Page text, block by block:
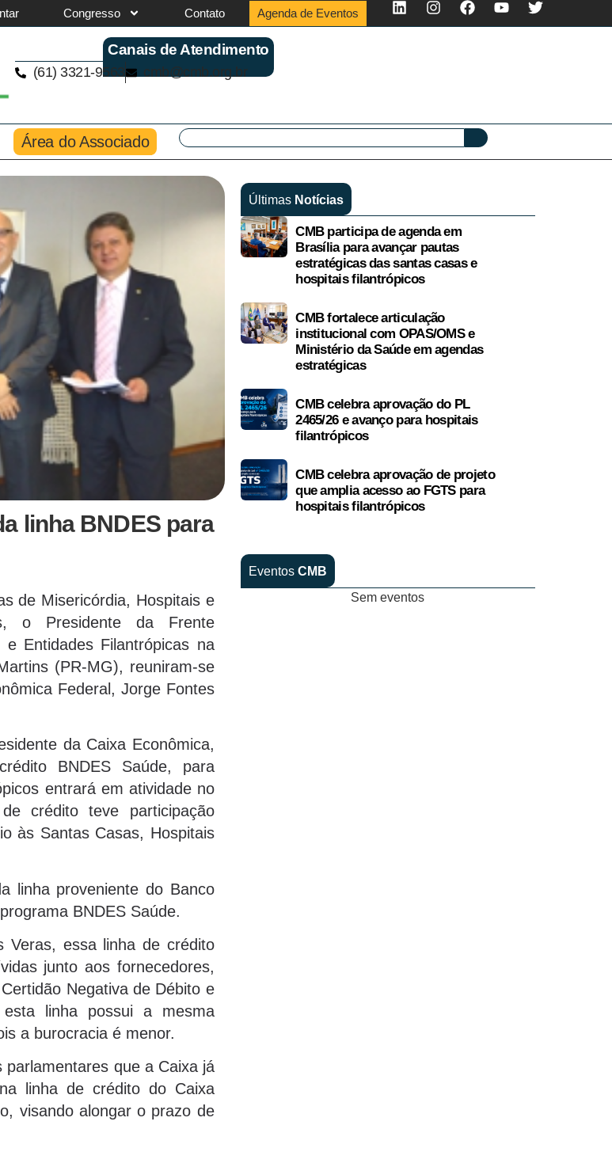
Congresso Contato Agenda de Eventos
Canais de Atendimento
(61) 3321-9563 cmb@cmb.org.br
Área do Associado
linha BNDES para
de Misericórdia, Hospitais e
o Presidente da Frente
Entidades Filantrópicas na
(PR-MG), reuniram-se
Federal, Jorge Fontes
da Caixa Econômica,
BNDES Saúde, para
entrará em atividade no
crédito teve participação
às Santas Casas, Hospitais
linha proveniente do Banco
BNDES Saúde.
Veras, essa linha de crédito
junto aos fornecedores,
Negativa de Débito e
linha possui a mesma
a burocracia é menor.
que a Caixa já
linha de crédito do Caixa
visando alongar o prazo de
Últimas Notícias
CMB participa de agenda em
Brasília para avançar pautas
estratégicas das santas casas e
hospitais filantrópicos
CMB fortalece articulação
institucional com OPAS/OMS e
Ministério da Saúde em agendas
estratégicas
CMB celebra aprovação do PL
2465/26 e avanço para hospitais
filantrópicos
CMB celebra aprovação de projeto
que amplia acesso ao FGTS para
hospitais filantrópicos
Eventos CMB
Sem eventos